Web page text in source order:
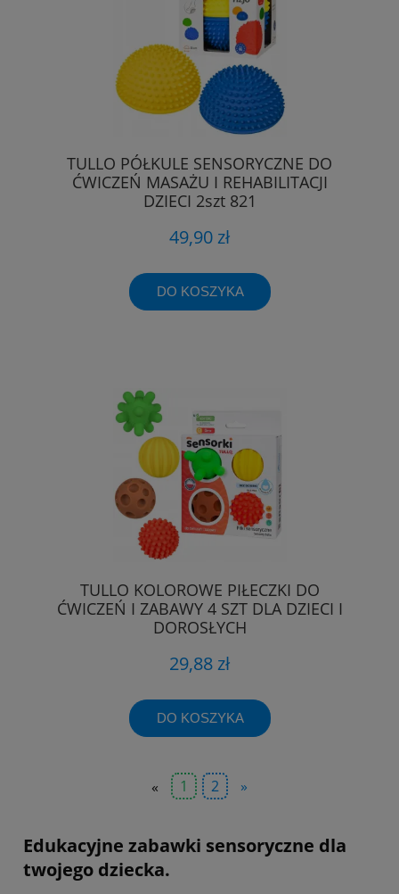
TULLO PÓŁKULE SENSORYCZNE DO
ĆWICZEŃ MASAŻU I REHABILITACJI
DZIECI 2szt 821
49,90 zł
DO KOSZYKA
TULLO KOLOROWE PIŁECZKI DO
ĆWICZEŃ I ZABAWY 4 SZT DLA DZIECI I
DOROSŁYCH
29,88 zł
DO KOSZYKA
« 1 2 »
Edukacyjne zabawki sensoryczne dla
twojego dziecka.